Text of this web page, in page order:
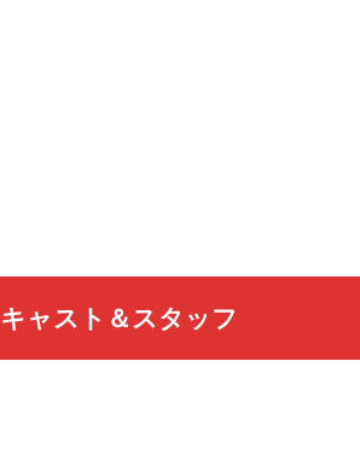
ャスト＆スタッフ